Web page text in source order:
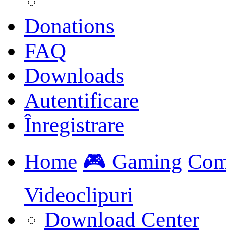
Donations
FAQ
Downloads
Autentificare
Înregistrare
Home 🎮 Gaming
Videoclipuri
Download Center